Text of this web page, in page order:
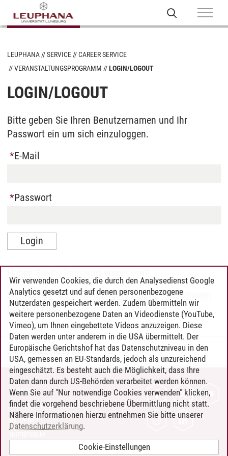
LEUPHANA SERVICE
CAREER SERVICE
VERANSTALTUNGSPROGRAMM
LOGIN/LOGOUT
LOGIN/LOGOUT
Bitte geben Sie Ihren Benutzernamen und Ihr
Passwort ein um sich einzuloggen.
E-Mail
Passwort
Sie haben noch keinen Login-Zugang? Registrieren
Sie sich hier.
Career Service/ 05.04.2023
KONTAKT
LEUPHANA ALS ARBEITGEBER
INTRANET
Wir verwenden Cookies, die durch den Analysedienst Google
Analytics gesetzt und auf denen personenbezogene
Nutzerdaten gespeichert werden. Zudem übermitteln wir
weitere personenbezogene Daten an Videodienste (YouTube,
Vimeo), um Ihnen eingebettete Videos anzuzeigen. Diese
Daten werden unter anderem in die USA übermittelt. Der
Europäische Gerichtshof hat das Datenschutzniveau in den
USA, gemessen an EU-Standards, jedoch als unzureichend
eingeschätzt. Es besteht auch die Möglichkeit, dass Ihre
Daten dann durch US-Behörden verarbeitet werden können.
Wenn Sie auf "Nur notwendige Cookies verwenden" klicken,
findet die vorgehend beschriebene Übermittlung nicht statt.
Nähere Informationen hierzu entnehmen Sie bitte unserer
Datenschutzerklärung.
Cookie-Einstellungen